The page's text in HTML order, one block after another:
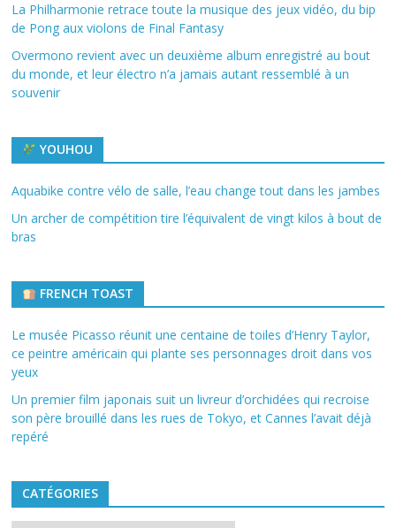
La Philharmonie retrace toute la musique des jeux vidéo, du bip
de Pong aux violons de Final Fantasy
Overmono revient avec un deuxième album enregistré au bout
du monde, et leur électro n’a jamais autant ressemblé à un
souvenir
YOUHOU
Aquabike contre vélo de salle, l’eau change tout dans les jambes
Un archer de compétition tire l’équivalent de vingt kilos à bout de
bras
FRENCH TOAST
Le musée Picasso réunit une centaine de toiles d’Henry Taylor,
ce peintre américain qui plante ses personnages droit dans vos
yeux
Un premier film japonais suit un livreur d’orchidées qui recroise
son père brouillé dans les rues de Tokyo, et Cannes l’avait déjà
repéré
CATÉGORIES